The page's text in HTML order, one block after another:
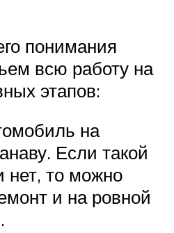
понимания
всю работу на
этапов:
на
Если такой
нет, то можно
и на ровной